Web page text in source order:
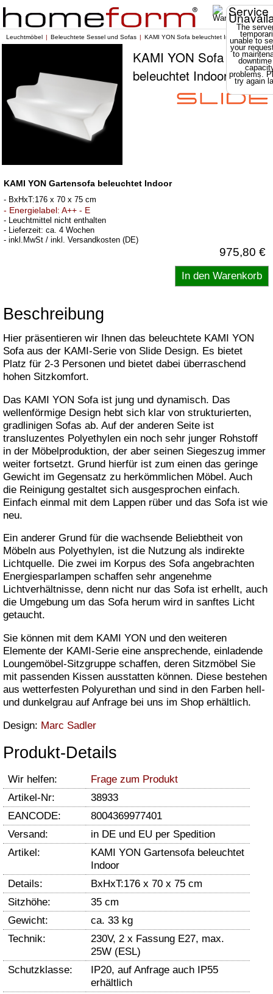
Service
The
unable to
your
to
problems.
try again
Leuchtmöbel Beleuchtete Sessel und Sofas KAMI YON Sofa beleuchtet Indoor
KAMI YON Sofa
beleuchtet Indoor
KAMI YON Gartensofa beleuchtet Indoor
- BxHxT:176 x 70 x 75 cm
- Energielabel: A++ - E
- Leuchtmittel nicht enthalten
- Lieferzeit: ca. 4 Wochen
- inkl.MwSt / inkl. Versandkosten (DE)
975,80 €
Beschreibung
Hier präsentieren wir Ihnen das beleuchtete KAMI YON
Sofa aus der KAMI-Serie von Slide Design. Es bietet
Platz für 2-3 Personen und bietet dabei überraschend
hohen Sitzkomfort.
Das KAMI YON Sofa ist jung und dynamisch. Das
wellenförmige Design hebt sich klar von strukturierten,
gradlinigen Sofas ab. Auf der anderen Seite ist
transluzentes Polyethylen ein noch sehr junger Rohstoff
in der Möbelproduktion, der aber seinen Siegeszug immer
weiter fortsetzt. Grund hierfür ist zum einen das geringe
Gewicht im Gegensatz zu herkömmlichen Möbel. Auch
die Reinigung gestaltet sich ausgesprochen einfach.
Einfach einmal mit dem Lappen rüber und das Sofa ist wie
neu.
Ein anderer Grund für die wachsende Beliebtheit von
Möbeln aus Polyethylen, ist die Nutzung als indirekte
Lichtquelle. Die zwei im Korpus des Sofa angebrachten
Energiesparlampen schaffen sehr angenehme
Lichtverhältnisse, denn nicht nur das Sofa ist erhellt, auch
die Umgebung um das Sofa herum wird in sanftes Licht
getaucht.
Sie können mit dem KAMI YON und den weiteren
Elemente der KAMI-Serie eine ansprechende, einladende
Loungemöbel-Sitzgruppe schaffen, deren Sitzmöbel Sie
mit passenden Kissen ausstatten können. Diese bestehen
aus wetterfesten Polyurethan und sind in den Farben hell-
und dunkelgrau auf Anfrage bei uns im Shop erhältlich.
Design: Marc Sadler
Produkt-Details
Wir helfen:
Frage zum Produkt
Artikel-Nr:
38933
EANCODE:
8004369977401
Versand:
in DE und EU per Spedition
Artikel:
KAMI YON Gartensofa beleuchtet
Indoor
Details:
BxHxT:176 x 70 x 75 cm
Sitzhöhe:
35 cm
Gewicht:
ca. 33 kg
Technik:
230V, 2 x Fassung E27, max.
25W (ESL)
Schutzklasse:
IP20, auf Anfrage auch IP55
erhältlich